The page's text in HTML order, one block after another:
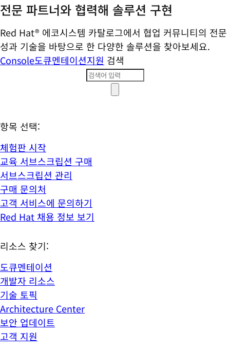
전문 파트너와 협력해 솔루션 구현
Red Hat® 에코시스템 카탈로그에서 협업 커뮤니티의 전문
성과 기술을 바탕으로 한 다양한 솔루션을 찾아보세요.
Console도큐멘테이션지원 검색
항목 선택:
체험판 시작
교육 서브스크립션 구매
서브스크립션 관리
구매 문의처
고객 서비스에 문의하기
Red Hat 채용 정보 보기
리소스 찾기:
도큐멘테이션
개발자 리소스
기술 토픽
Architecture Center
보안 업데이트
고객 지원